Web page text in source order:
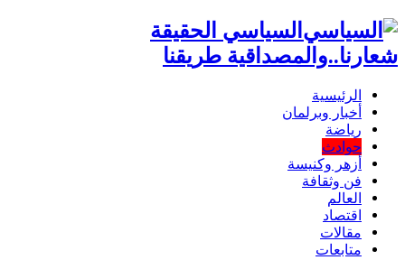
السياسي الحقيقة
شعارنا..والمصداقية طريقنا
الرئيسية
أخبار وبرلمان
رياضة
حوادث
أزهر وكنيسة
فن وثقافة
العالم
اقتصاد
مقالات
متابعات